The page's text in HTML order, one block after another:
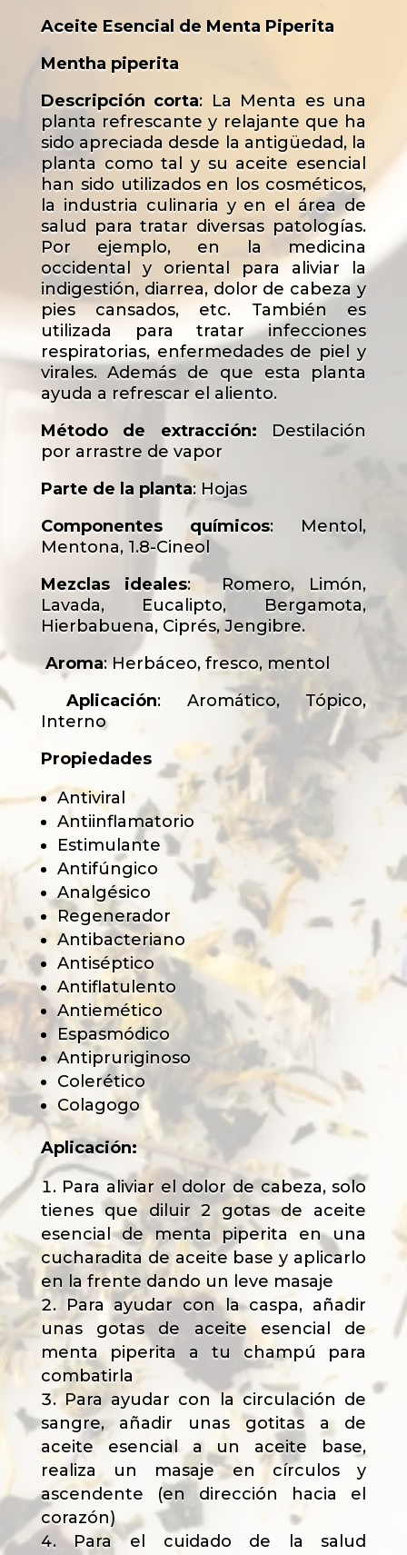
Aceite Esencial de Menta Piperita
Mentha piperita
Descripción corta: La Menta es una
planta refrescante y relajante que ha
sido apreciada desde la antigüedad, la
planta como tal y su aceite esencial
han sido utilizados en los cosméticos,
la industria culinaria y en el área de
salud para tratar diversas patologías.
Por ejemplo, en la medicina
occidental y oriental para aliviar la
indigestión, diarrea, dolor de cabeza y
pies cansados, etc. También es
utilizada para tratar infecciones
respiratorias, enfermedades de piel y
virales. Además de que esta planta
ayuda a refrescar el aliento.
Método de extracción: Destilación
por arrastre de vapor
Parte de la planta: Hojas
Componentes químicos: Mentol,
Mentona, 1.8-Cineol
Mezclas ideales: Romero, Limón,
Lavada, Eucalipto, Bergamota,
Hierbabuena, Ciprés, Jengibre.
Aroma: Herbáceo, fresco, mentol
Aplicación: Aromático, Tópico,
Interno
Propiedades
Antiviral
Antiinflamatorio
Estimulante
Antifúngico
Analgésico
Regenerador
Antibacteriano
Antiséptico
Antiflatulento
Antiemético
Espasmódico
Antipruriginoso
Colerético
Colagogo
Aplicación:
Para aliviar el dolor de cabeza, solo
tienes que diluir 2 gotas de aceite
esencial de menta piperita en una
cucharadita de aceite base y aplicarlo
en la frente dando un leve masaje
Para ayudar con la caspa, añadir
unas gotas de aceite esencial de
menta piperita a tu champú para
combatirla
Para ayudar con la circulación de
sangre, añadir unas gotitas a de
aceite esencial a un aceite base,
realiza un masaje en círculos y
ascendente (en dirección hacia el
corazón)
Para el cuidado de la salud